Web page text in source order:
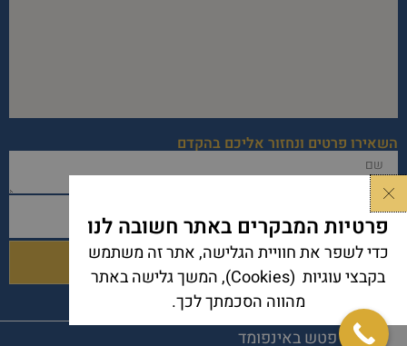
השאירו פרטים ונחזור אליכם בהקדם
שליחה
ד"ר יעקב פטש באינפומד
פרטיות המבקרים באתר חשובה לנו
כדי לשפר את חוויית הגלישה, אתר זה משתמש
בקבצי עוגיות (Cookies), המשך גלישה באתר
מהווה הסכמתך לכך.